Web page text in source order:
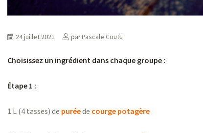
24 juillet 2021 parPascale Coutu
Choisissez un ingrédient dans chaque groupe :
Étape 1 :
1 L (4 tasses) de puréede courge potagère